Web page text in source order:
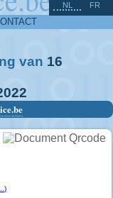
NL FR
van 16
^